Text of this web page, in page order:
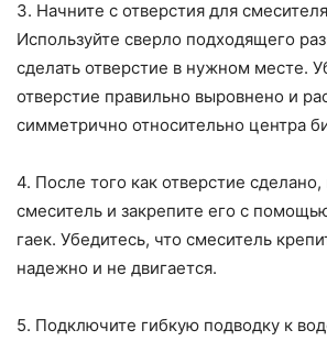
3. Начните с отверстия для
Используйте сверло подходящего
сделать отверстие в нужном месте.
отверстие правильно выровнено и
симметрично относительно центра
4. После того как отверстие сделано,
смеситель и закрепите его с
гаек. Убедитесь, что смеситель
надежно и не двигается.
5. Подключите гибкую подводку к